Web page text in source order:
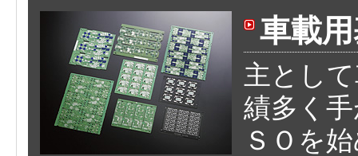
車載
主とし
績多く
ＳＯを